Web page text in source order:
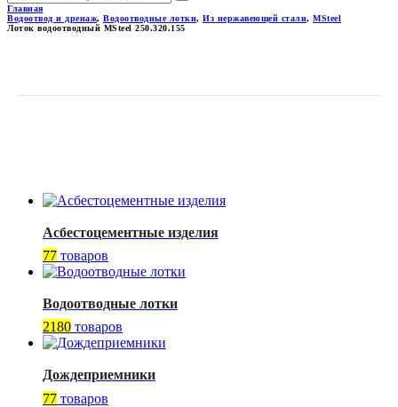
Главная
Водоотвод и дренаж, Водоотводные лотки, Из нержавеющей стали, MSteel
Лоток водоотводный MSteel 250.320.155
Асбестоцементные изделия
77 товаров
Водоотводные лотки
2180 товаров
Дождеприемники
77 товаров